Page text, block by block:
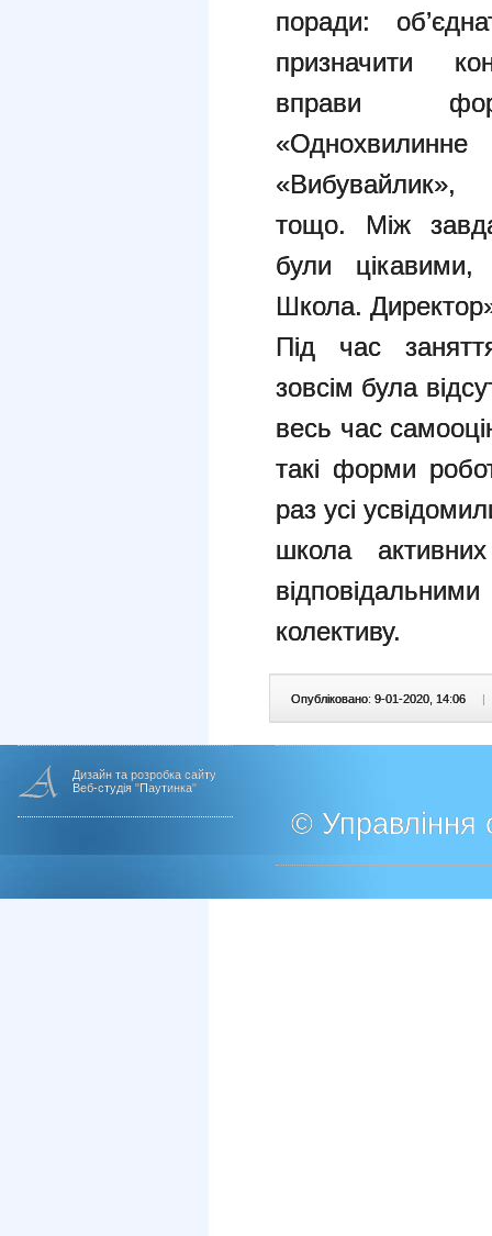
поради:
призначити
вправи
тощо. Між
були
Школа.
Під час
зовсім була
весь час
такі форми
раз усі
школа
колективу.
Опубліковано: 9-01-2020, 14:06 |
Дизайн та розробка сайту
Веб-студія "Паутинка"
© Управління